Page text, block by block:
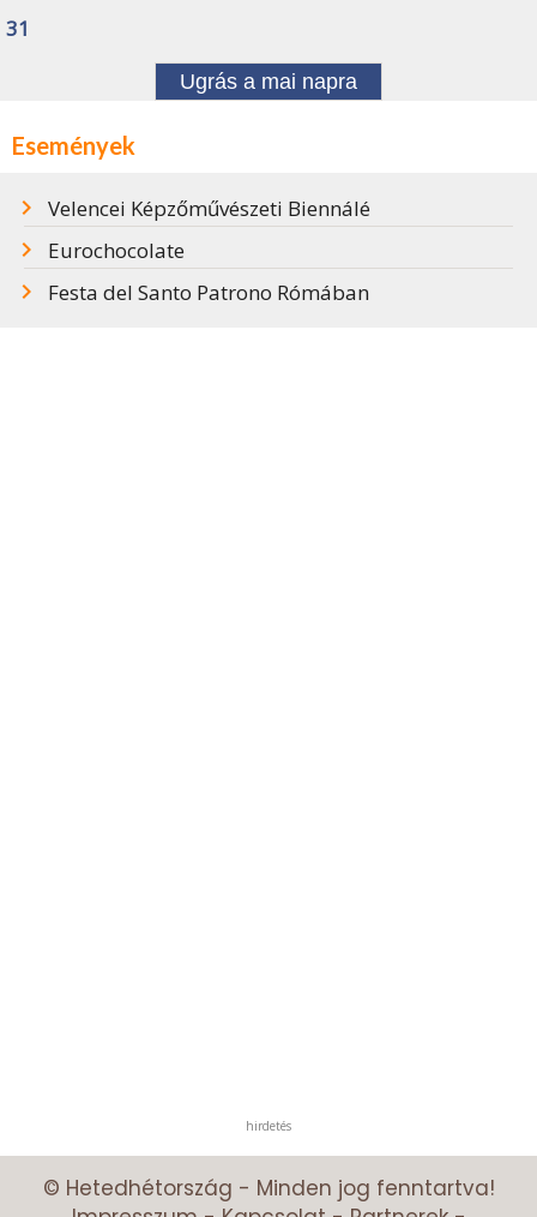
31
Ugrás a mai napra
Események
Velencei Képzőművészeti Biennálé
Eurochocolate
Festa del Santo Patrono Rómában
hirdetés
© Hetedhétország - Minden jog fenntartva!